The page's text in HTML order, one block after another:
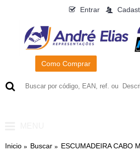
Entrar
Como Comprar
Inicio Buscar ESCUMADEIRA CABO